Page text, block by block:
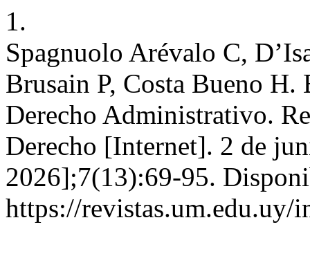
1.
Spagnuolo Arévalo C,
Brusain P, Costa Bueno
Derecho Administrativo.
Derecho [Internet]. 2 de
2026];7(13):69-95.
https://revistas.um.edu.uy/